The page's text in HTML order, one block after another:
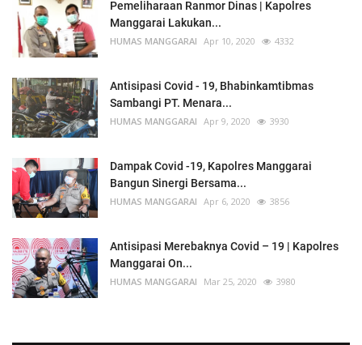
Pemeliharaan Ranmor Dinas | Kapolres
Manggarai Lakukan...
HUMAS MANGGARAI Apr 10, 2020 4332
Antisipasi Covid - 19, Bhabinkamtibmas
Sambangi PT. Menara...
HUMAS MANGGARAI Apr 9, 2020 3930
Dampak Covid -19, Kapolres Manggarai
Bangun Sinergi Bersama...
HUMAS MANGGARAI Apr 6, 2020 3856
Antisipasi Merebaknya Covid – 19 | Kapolres
Manggarai On...
HUMAS MANGGARAI Mar 25, 2020 3980